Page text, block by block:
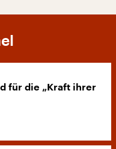
für die „Kraft ihrer